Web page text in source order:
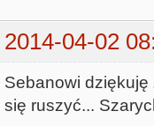
SUPER FAST
22
I:E=LEN(A$)-
25 FOR I=1
2014-04-02
Sebanowi dziękuję
się ruszyć...